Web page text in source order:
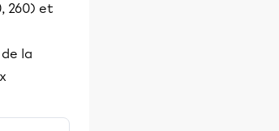
260) et
la